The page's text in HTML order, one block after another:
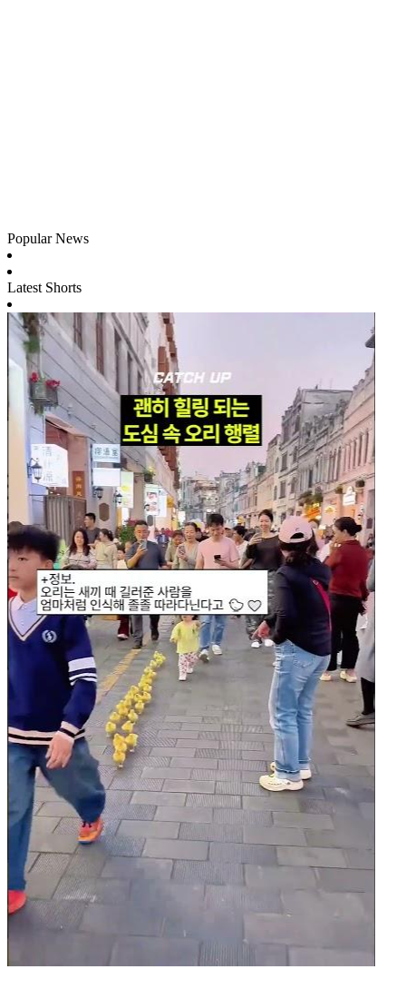
Popular News
Latest Shorts